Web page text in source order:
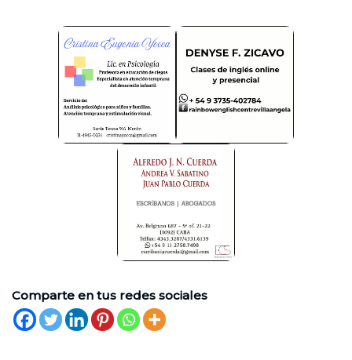
Comparte en tus redes sociales